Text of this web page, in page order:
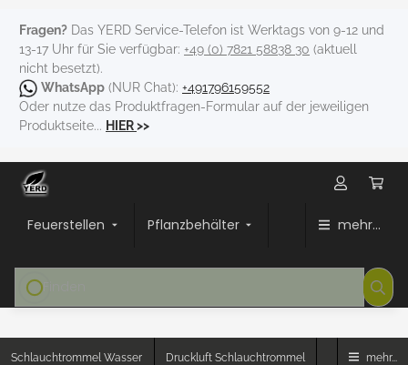
Fragen? Das YERD Service-Telefon ist Werktags von 9-12 und
13-17 Uhr für Sie verfügbar: +49 (0) 7821 58838 30 (aktuell
nicht besetzt).
WhatsApp (NUR Chat): +491796159552
Oder nutze das Produktfragen-Formular auf der jeweiligen
Produktseite... HIER>>
Feuerstellen Pflanzbehälter mehr...
Schlauchtrommel Wasser Druckluft Schlauchtrommel mehr...